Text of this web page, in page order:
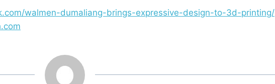
walmen-dumaliang-brings-expressive-design-to-3d-printing/